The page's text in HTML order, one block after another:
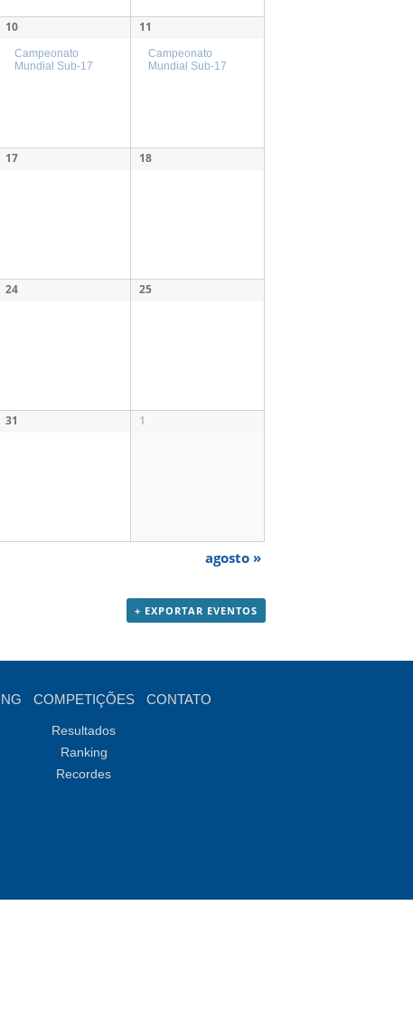
v
n
t
10
Campeonato
Mundial Sub-17
11
Campeonato
Mundial Sub-17
17 18
24 25
31 1
agosto »
+ EXPORTAR EVENTOS
COMPETIÇÕES
Resultados
Ranking
Recordes
CONTATO